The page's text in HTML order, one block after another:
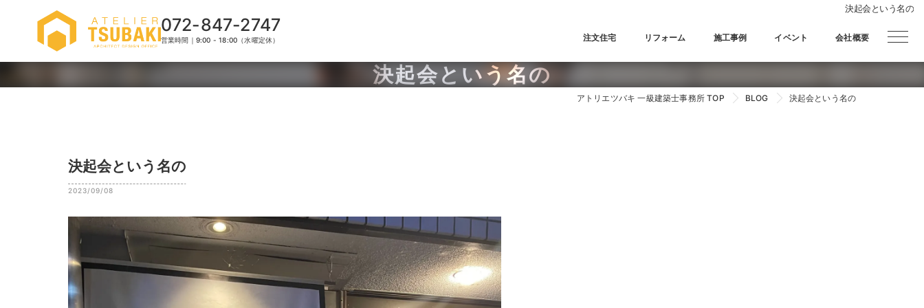
決起会という名の
072-847-2747
営業時間｜9:00 - 18:00（水曜定休） 注文住宅 リフォーム 施工事例 イベント 会社概要
決起会という名の
アトリエツバキ 一級建築士事務所 TOP BLOG 決起会という名の
決起会という名の
2023/09/08